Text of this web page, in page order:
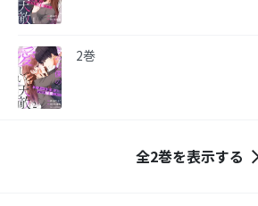
2巻
全2巻を表示する